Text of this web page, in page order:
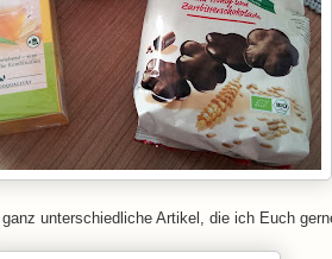
unterschiedliche Artikel, die ich Euch